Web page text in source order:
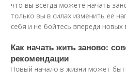
что вы всегда можете начать
только вы в силах изменить ее
себя и не бойтесь впереди
Как начать жить заново:
рекомендации
Новый начало в жизни может